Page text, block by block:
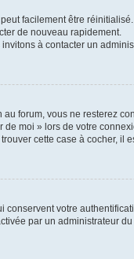
facilement être
de nouveau rapidement.
à contacter un
forum, vous ne resterez
moi » lors de votre
cette case à cocher, il
votre
par un administrateur